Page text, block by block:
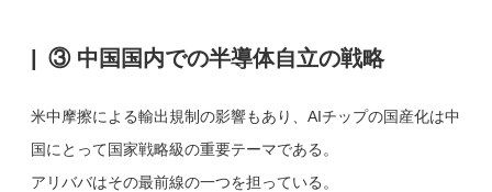
③ 中国国内での半導体自立の戦略
米中摩擦による輸出規制の影響もあり、AIチップの国産化は中
国にとって国家戦略級の重要テーマである。
アリババはその最前線の一つを担っている。